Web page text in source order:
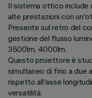
Il sistema ottico include
alte prestazioni con
Presente sul retro del
gestione del flusso
3500lm, 4000lm.
Questo proiettore è
simultaneo di fino a
rispetto all'asse
versatilità.